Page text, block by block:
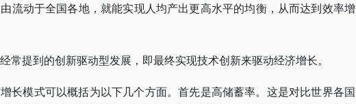
流动于全国各地，就能实现人均产出更高水平的均衡，从而达到效率增
常提到的创新驱动型发展，即最终实现技术创新来驱动经济增长。
长模式可以概括为以下几个方面。首先是高储蓄率。这是对比世界各国